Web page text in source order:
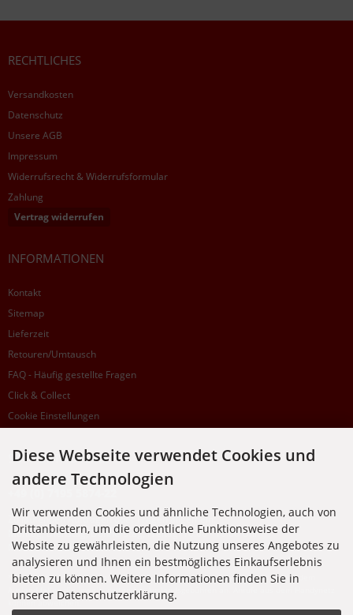
RECHTLICHES
Versandkosten
Datenschutz
Unsere AGB
Impressum
Widerrufsrecht & Widerrufsformular
Zahlung
Vertrag widerrufen
INFORMATIONEN
Kontakt
Sitemap
Lieferzeit
Retouren/Umtausch
FAQ - Häufig gestellte Fragen
Click & Collect
Cookie Einstellungen
SUPPORTHOTLINE
Zu laufenden Aufträgen oder Fragen allgemein:
Montag, Dienstag, Donnerstag, Freitag: 10:00 - 16:00 Uhr
Mittwoch: 10:00 - 18:00 Uhr
* Kosten: normaler Ortstarif DE, mit Flatratevertrag natürlich kostenlos. Aus dem
Ausland fallen die jeweils geltenden Auslandsgebühren an. Anrufe aus dem Handynetz
können abweichen.
Diese Webseite verwendet Cookies und
andere Technologien
Wir verwenden Cookies und ähnliche Technologien, auch von
Drittanbietern, um die ordentliche Funktionsweise der
Website zu gewährleisten, die Nutzung unseres Angebotes zu
analysieren und Ihnen ein bestmögliches Einkaufserlebnis
bieten zu können. Weitere Informationen finden Sie in
unserer Datenschutzerklärung.